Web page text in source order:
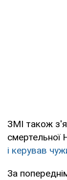
ЗМІ також
смертельної
і керував
За